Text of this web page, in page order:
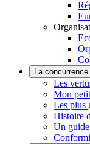
La
Les
Mon
Les plus
Histoire
Un